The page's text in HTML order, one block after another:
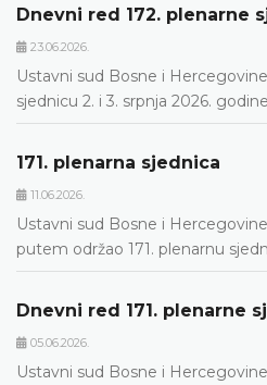
Dnevni red 172. plenarne
23.06.2026.
Ustavni sud Bosne i
sjednicu 2. i 3. srpnja 2026. godine
171. plenarna sjednica
11.06.2026.
Ustavni sud Bosne i
putem održao 171. plenarnu
Dnevni red 171. plenarne
05.06.2026.
Ustavni sud Bosne i